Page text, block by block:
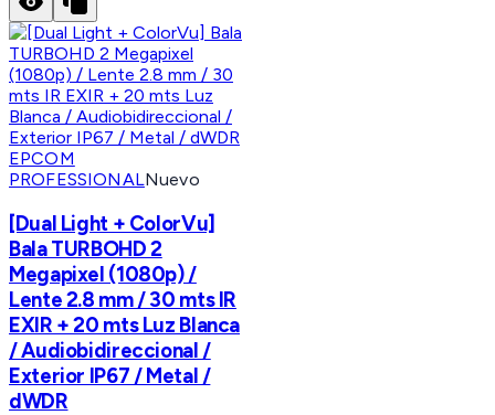
EPCOM
PROFESSIONALNuevo
[Dual Light + ColorVu]
Bala TURBOHD 2
Megapixel (1080p) /
Lente 2.8 mm / 30 mts IR
EXIR + 20 mts Luz Blanca
/ Audiobidireccional /
Exterior IP67 / Metal /
dWDR